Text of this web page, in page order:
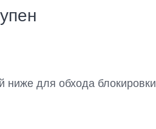
ниже для обхода блокировки